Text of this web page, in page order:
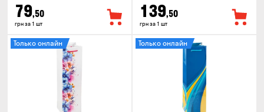
79,50
грн за 1 шт
139,50
грн за 1 шт
Только онлайн Только онлайн